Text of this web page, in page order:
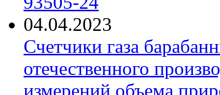
04.04.2023
Счетчики газа
отечественного
измерений объема